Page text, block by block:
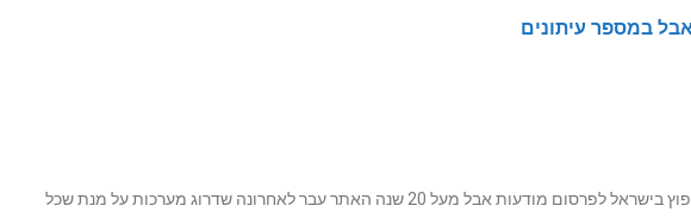
במספר עיתונים
אבל מעל 20 שנה האתר עבר לאחרונה שדרוג מערכות על מנת שכל